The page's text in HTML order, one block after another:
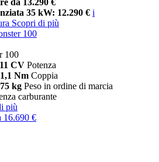
da 13.290 €
35 kW: 12.290 € i
Scopri di più
100
100
CV Potenza
Nm Coppia
kg Peso in ordine di marcia
carburante
più
16.690 €